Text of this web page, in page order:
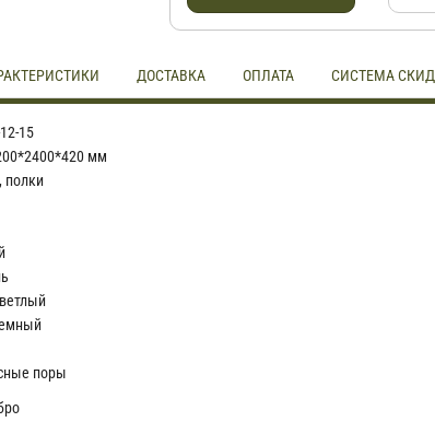
ДОСТАВКА ОПЛАТА СИСТЕМА
15
мм
полки
поры